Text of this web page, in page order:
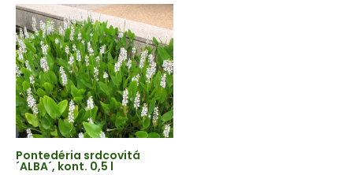
Pontedéria srdcovitá
´ALBA´, kont. 0,5 l